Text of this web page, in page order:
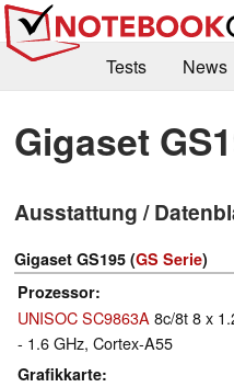
Tests News
Kaufberatung
Deals
Forum
Gigaset
Ausstattung /
Gigaset GS195 (GS Serie)
Prozessor
UNISOC SC9863A8c/8t 8 x
- 1.6 GHz, Cortex-A55
Grafikkarte